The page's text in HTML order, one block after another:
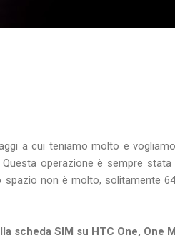
a cui teniamo molto e
operazione è sempre
spazio non è molto, solitamente
scheda SIM su HTC One, One